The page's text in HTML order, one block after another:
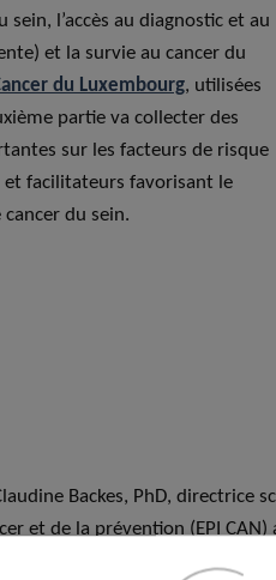
l’accès au diagnostic et au
et la survie au cancer du
du Luxembourg, utilisées
partie va collecter des
sur les facteurs de risque
et facilitateurs favorisant le
du sein.
Backes, PhD, directrice
et de la prévention (EPI